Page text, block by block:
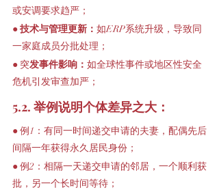
或安调要求趋严；
● 技术与管理更新： 如ERP系统升级，导致同
一家庭成员分批处理；
● 突发事件影响： 如全球性事件或地区性安全
危机引发审查加严；
5.2. 举例说明个体差异之大：
● 例1：有同一时间递交申请的夫妻，配偶先后
间隔一年获得永久居民身份；
● 例2：相隔一天递交申请的邻居，一个顺利获
批，另一个长时间等待；